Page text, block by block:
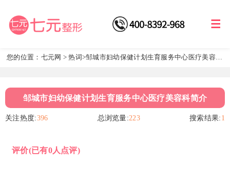
您的位置： 七元网 >热词 >邹城市妇幼保健计划生育服务中心医疗美容科
邹城市妇幼保健计划生育服务中心医疗美容科简介
关注热度:396 总浏览量:223 搜索结果: 1
评价(已有0人点评)